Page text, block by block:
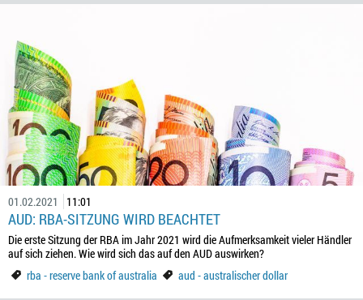
01.02.2021 11:01
AUD: RBA-SITZUNG WIRD BEACHTET
Die erste Sitzung der RBA im Jahr 2021 wird die Aufmerksamkeit vieler Händler
auf sich ziehen. Wie wird sich das auf den AUD auswirken?
rba - reserve bank of australia
aud - australischer dollar